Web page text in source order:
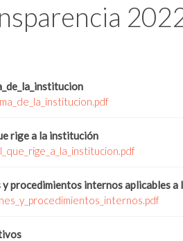
rige a la institución
procedimientos internos aplicables a